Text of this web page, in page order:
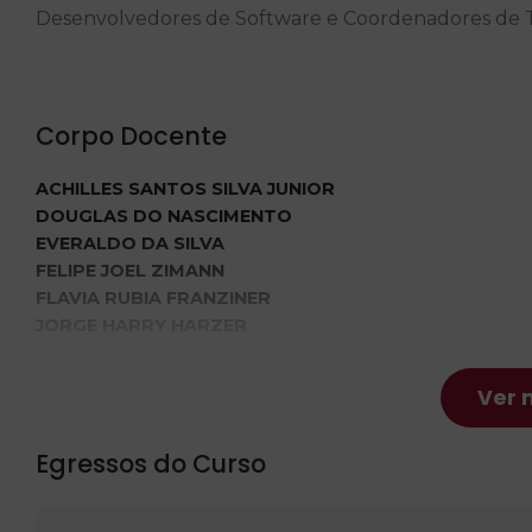
Desenvolvedores de Software e Coordenadores de
Corpo Docente
ACHILLES SANTOS SILVA JUNIOR
DOUGLAS DO NASCIMENTO
EVERALDO DA SILVA
FELIPE JOEL ZIMANN
FLAVIA RUBIA FRANZINER
VALMIR RIBEIRO DE ASSIS
Ver
Egressos do Curso